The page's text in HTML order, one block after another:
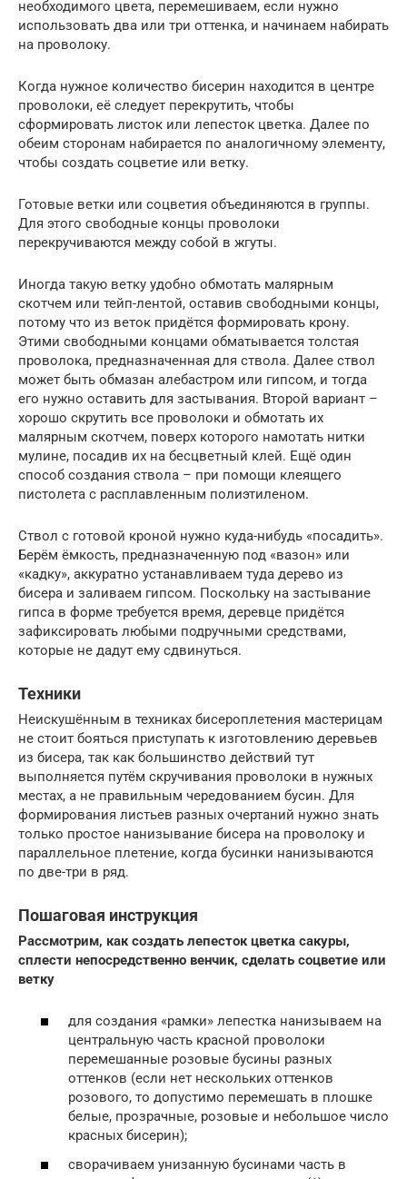
необходимого цвета, перемешиваем, если нужно
использовать два или три оттенка, и начинаем набирать
на проволоку.
Когда нужное количество бисерин находится в центре
проволоки, её следует перекрутить, чтобы
сформировать листок или лепесток цветка. Далее по
обеим сторонам набирается по аналогичному элементу,
чтобы создать соцветие или ветку.
Готовые ветки или соцветия объединяются в группы.
Для этого свободные концы проволоки
перекручиваются между собой в жгуты.
Иногда такую ветку удобно обмотать малярным
скотчем или тейп-лентой, оставив свободными концы,
потому что из веток придётся формировать крону.
Этими свободными концами обматывается толстая
проволока, предназначенная для ствола. Далее ствол
может быть обмазан алебастром или гипсом, и тогда
его нужно оставить для застывания. Второй вариант –
хорошо скрутить все проволоки и обмотать их
малярным скотчем, поверх которого намотать нитки
мулине, посадив их на бесцветный клей. Ещё один
способ создания ствола – при помощи клеящего
пистолета с расплавленным полиэтиленом.
Ствол с готовой кроной нужно куда-нибудь «посадить».
Берём ёмкость, предназначенную под «вазон» или
«кадку», аккуратно устанавливаем туда дерево из
бисера и заливаем гипсом. Поскольку на застывание
гипса в форме требуется время, деревце придётся
зафиксировать любыми подручными средствами,
которые не дадут ему сдвинуться.
Техники
Неискушённым в техниках бисероплетения мастерицам
не стоит бояться приступать к изготовлению деревьев
из бисера, так как большинство действий тут
выполняется путём скручивания проволоки в нужных
местах, а не правильным чередованием бусин. Для
формирования листьев разных очертаний нужно знать
только простое нанизывание бисера на проволоку и
параллельное плетение, когда бусинки нанизываются
по две-три в ряд.
Пошаговая инструкция
Рассмотрим, как создать лепесток цветка сакуры,
сплести непосредственно венчик, сделать соцветие или
ветку
для создания «рамки» лепестка нанизываем на
центральную часть красной проволоки
перемешанные розовые бусины разных
оттенков (если нет нескольких оттенков
розового, то допустимо перемешать в плошке
белые, прозрачные, розовые и небольшое число
красных бисерин);
сворачиваем унизанную бусинами часть в